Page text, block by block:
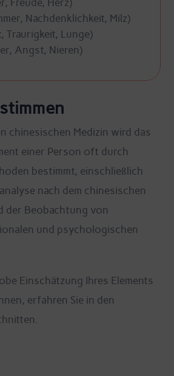
Freude, Herz)
Nachdenklichkeit, Milz)
Traurigkeit, Lunge)
Angst, Nieren)
chinesischen Medizin wird das
einer Person oft durch
bestimmt, einschließlich
nach dem chinesischen
der Beobachtung von
und psychologischen
Einschätzung Ihres Elements
erfahren Sie in den